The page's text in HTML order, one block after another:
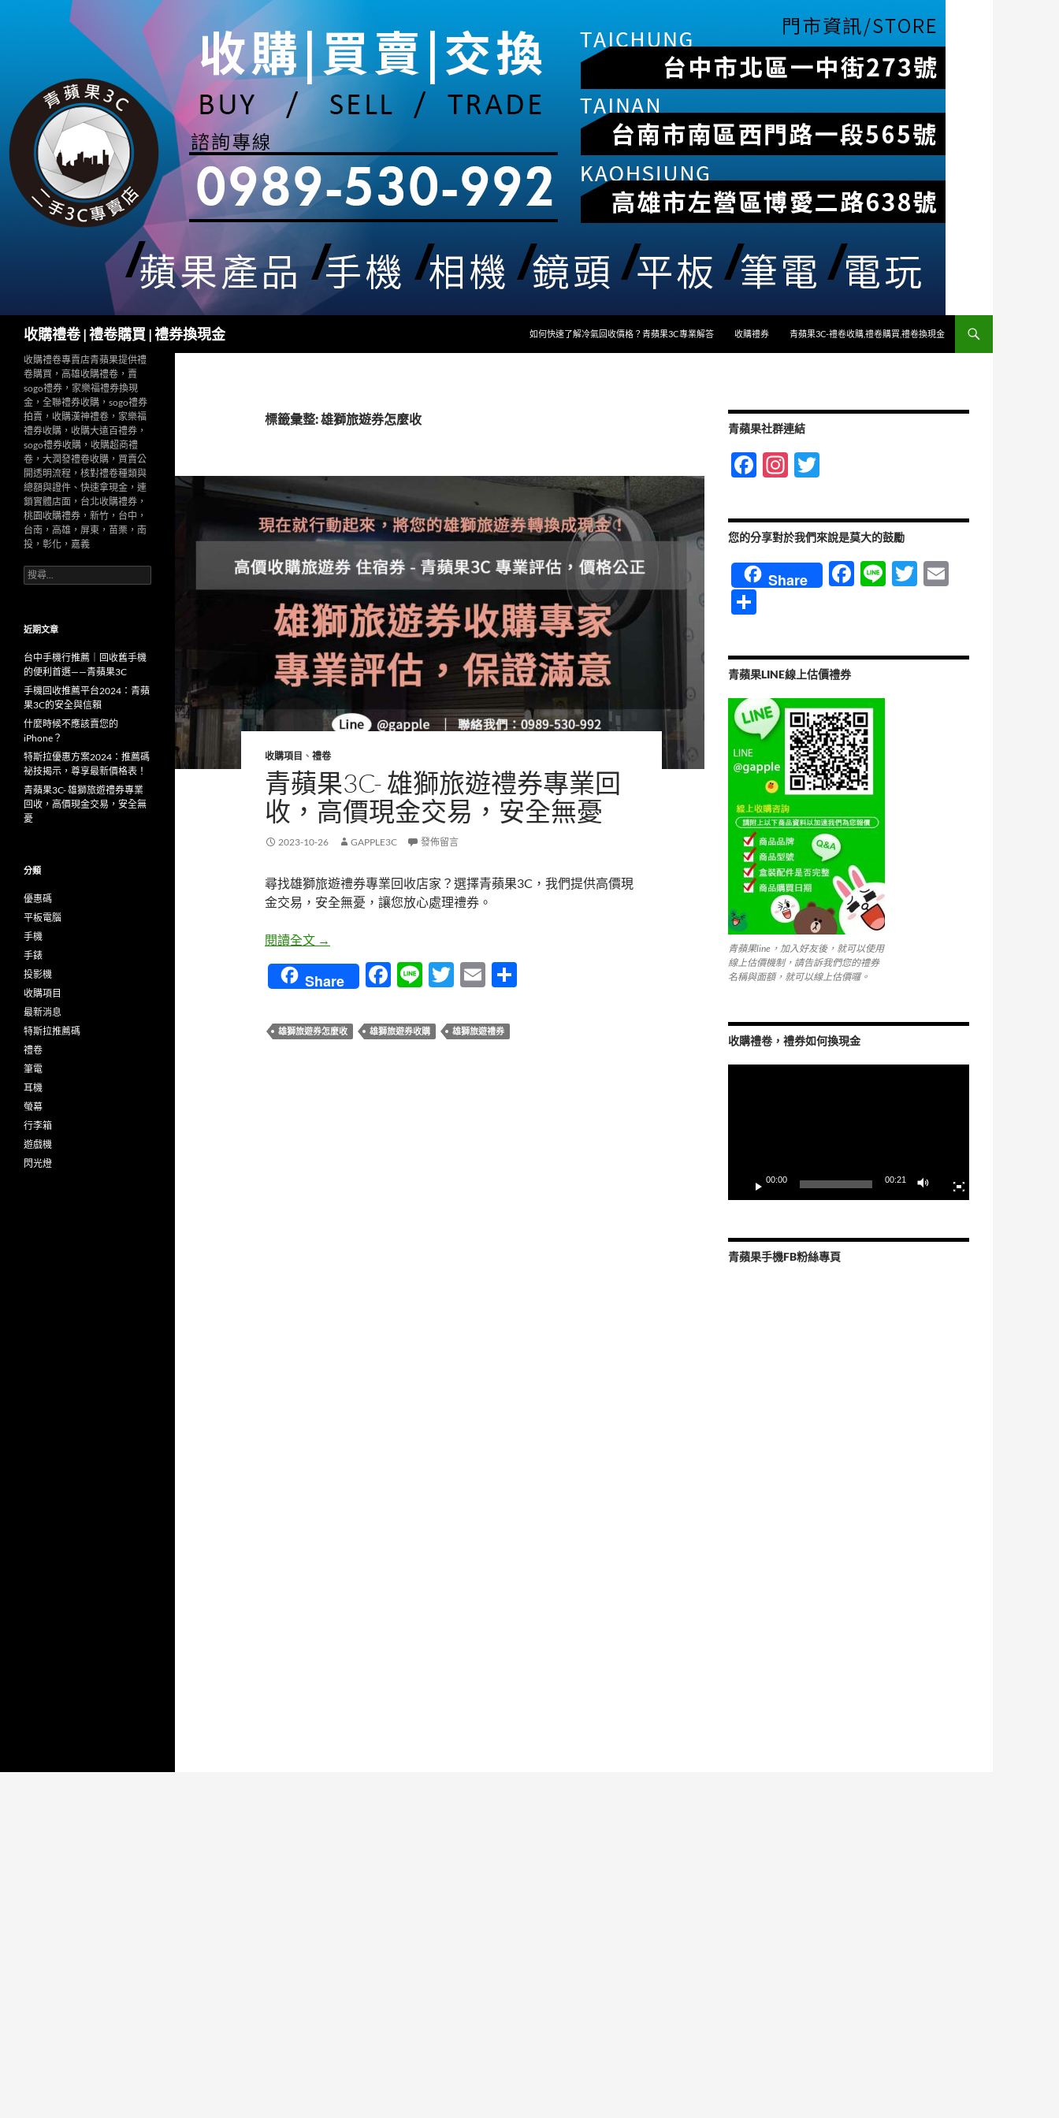
收購禮卷 | 禮卷購買 | 禮券換現金 如何快速了解冷氣回收價格？青蘋果3C專業解答 收購禮券 青蘋果3C-禮卷收購,禮卷購買,禮卷換現金
標籤彙整: 雄獅旅遊券怎麼收
收購項目 、 禮卷
青蘋果3C- 雄獅旅遊禮券專業回
收，高價現金交易，安全無憂
2023-10-26 GAPPLE3C 發佈留言
尋找雄獅旅遊禮券專業回收店家？選擇青蘋果3C，我們提供高價現
金交易，安全無憂，讓您放心處理禮券。
閱讀全文 青蘋果3C- 雄獅旅遊禮券專業回收，高價現金交易，安全無憂
→
Share
F
e
b
Li
e
T
itt
er
E
ail
雄獅旅遊券怎麼收 雄獅旅遊券收購 雄獅旅遊禮券
青蘋果社群連結
F
e
b
o
o
In
ag
ra
m
itt
er
您的分享對於我們來說是莫大的鼓勵
Share
F
b
o
k
Li
T
er
青蘋果LINE線上估價禮券
青蘋果line，加入好友後，就可以使用
線上估價機制，請告訴我們您的禮券
名稱與面額，就可以線上估價囉。
收購禮卷，禮券如何換現金
00:00 00:21
青蘋果手機FB粉絲專頁
收購禮卷專賣店青蘋果提供禮
卷購買，高雄收購禮卷，賣
sogo禮券，家樂福禮券換現
金，全聯禮券收購，sogo禮券
拍賣，收購漢神禮卷，家樂福
禮券收購，收購大遠百禮券，
sogo禮券收購，收購超商禮
卷，大潤發禮卷收購，買賣公
開透明流程，核對禮卷種類與
總額與證件、快速拿現金，連
鎖實體店面，台北收購禮券，
桃園收購禮券，新竹，台中，
台南，高雄，屏東，苗栗，南
投，彰化，嘉義
搜
尋
字:
近期文章
台中手機行推薦｜回收舊手機
的便利首選——青蘋果3C
手機回收推薦平台2024：青蘋
果3C的安全與信賴
什麼時候不應該賣您的
iPhone？
特斯拉優惠方案2024：推薦碼
祕技揭示，尊享最新價格表！
青蘋果3C- 雄獅旅遊禮券專業
回收，高價現金交易，安全無
憂
分類
優惠碼
平板電腦
手機
手錶
投影機
收購項目
最新消息
特斯拉推薦碼
禮卷
筆電
耳機
螢幕
行李箱
遊戲機
閃光燈